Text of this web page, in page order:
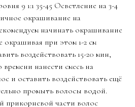
9 1:1 35-45 Осветление на 3-4
окрашивание на
начинать окрашивание
окрашивая при этом 1-2 см
воздействовать 15-20 мин,
нанести смесь на
и оставить воздействовать ещё
промыть волосы водой.
прикорневой части волос